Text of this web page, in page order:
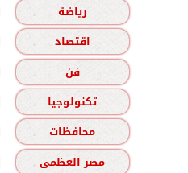
رياضة
اقتصاد
فن
تكنولوجيا
محافظات
مصر العظمى